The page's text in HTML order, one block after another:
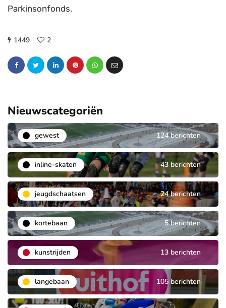
Parkinsonfonds.
1449 2
Nieuwscategoriën
gewest 124 berichten
inline-skaten 43 berichten
jeugdschaatsen 24 berichten
kortebaan 5 berichten
kunstrijden 13 berichten
langebaan 105 berichten